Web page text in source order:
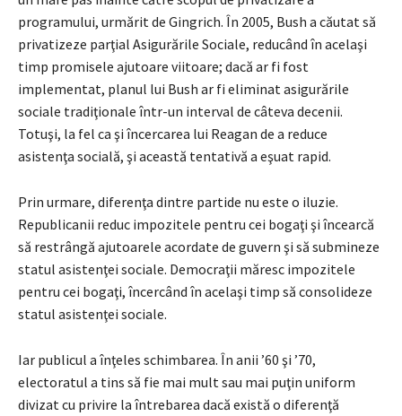
programului, urmărit de Gingrich. În 2005, Bush a căutat să
privatizeze parţial Asigurările Sociale, reducând în acelaşi
timp promisele ajutoare viitoare; dacă ar fi fost
implementat, planul lui Bush ar fi eliminat asigurările
sociale tradiţionale într-un interval de câteva decenii.
Totuşi, la fel ca şi încercarea lui Reagan de a reduce
asistenţa socială, şi această tentativă a eşuat rapid.
Prin urmare, diferenţa dintre partide nu este o iluzie.
Republicanii reduc impozitele pentru cei bogaţi şi încearcă
să restrângă ajutoarele acordate de guvern şi să submineze
statul asistenţei sociale. Democraţii măresc impozitele
pentru cei bogaţi, încercând în acelaşi timp să consolideze
statul asistenţei sociale.
Iar publicul a înţeles schimbarea. În anii ’60 şi ’70,
electoratul a tins să fie mai mult sau mai puţin uniform
divizat cu privire la întrebarea dacă există o diferenţă